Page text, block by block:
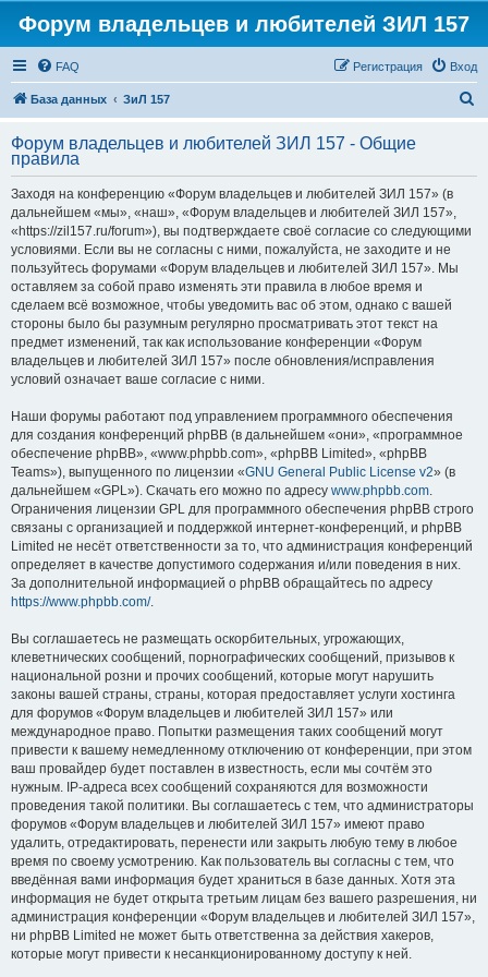
Форум владельцев и любителей ЗИЛ 157
FAQ Вход
Регистрация
База данных ЗиЛ 157
с
Форум владельцев и любителей ЗИЛ 157 - Общие
правила
Заходя на конференцию «Форум владельцев и любителей ЗИЛ 157» (в
дальнейшем «мы», «наш», «Форум владельцев и любителей ЗИЛ 157»,
«https://zil157.ru/forum»), вы подтверждаете своё согласие со следующими
условиями. Если вы не согласны с ними, пожалуйста, не заходите и не
пользуйтесь форумами «Форум владельцев и любителей ЗИЛ 157». Мы
оставляем за собой право изменять эти правила в любое время и
сделаем всё возможное, чтобы уведомить вас об этом, однако с вашей
стороны было бы разумным регулярно просматривать этот текст на
предмет изменений, так как использование конференции «Форум
владельцев и любителей ЗИЛ 157» после обновления/исправления
условий означает ваше согласие с ними.
Наши форумы работают под управлением программного обеспечения
для создания конференций phpBB (в дальнейшем «они», «программное
обеспечение phpBB», «www.phpbb.com», «phpBB Limited», «phpBB
Teams»), выпущенного по лицензии «GNU General Public License v2» (в
дальнейшем «GPL»). Скачать его можно по адресу www.phpbb.com.
Ограничения лицензии GPL для программного обеспечения phpBB строго
связаны с организацией и поддержкой интернет-конференций, и phpBB
Limited не несёт ответственности за то, что администрация конференций
определяет в качестве допустимого содержания и/или поведения в них.
За дополнительной информацией о phpBB обращайтесь по адресу
https://www.phpbb.com/.
Вы соглашаетесь не размещать оскорбительных, угрожающих,
клеветнических сообщений, порнографических сообщений, призывов к
национальной розни и прочих сообщений, которые могут нарушить
законы вашей страны, страны, которая предоставляет услуги хостинга
для форумов «Форум владельцев и любителей ЗИЛ 157» или
международное право. Попытки размещения таких сообщений могут
привести к вашему немедленному отключению от конференции, при этом
ваш провайдер будет поставлен в известность, если мы сочтём это
нужным. IP-адреса всех сообщений сохраняются для возможности
проведения такой политики. Вы соглашаетесь с тем, что администраторы
форумов «Форум владельцев и любителей ЗИЛ 157» имеют право
удалить, отредактировать, перенести или закрыть любую тему в любое
время по своему усмотрению. Как пользователь вы согласны с тем, что
введённая вами информация будет храниться в базе данных. Хотя эта
информация не будет открыта третьим лицам без вашего разрешения, ни
администрация конференции «Форум владельцев и любителей ЗИЛ 157»,
ни phpBB Limited не может быть ответственна за действия хакеров,
которые могут привести к несанкционированному доступу к ней.